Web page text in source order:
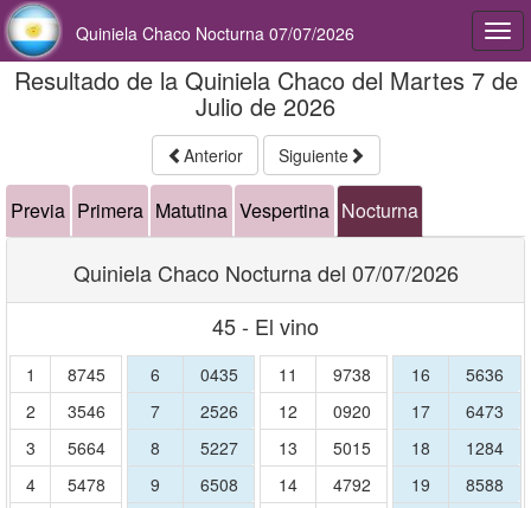
Quiniela Chaco Nocturna 07/07/2026
Resultado de la Quiniela Chaco del Martes 7 de
Julio de 2026
Anterior Siguiente
Previa Primera Matutina Vespertina Nocturna
Quiniela Chaco Nocturna del 07/07/2026
45 - El vino
1
8745
2
3546
3
5664
4
5478
6
0435
7
2526
8
5227
9
6508
11
9738
12
0920
13
5015
14
4792
16
5636
17
6473
18
1284
19
8588